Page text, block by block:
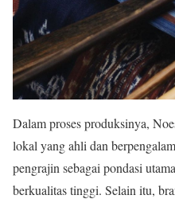
Dalam proses produksinya,
lokal yang ahli dan
pengrajin sebagai pondasi
berkualitas tinggi. Selain itu,